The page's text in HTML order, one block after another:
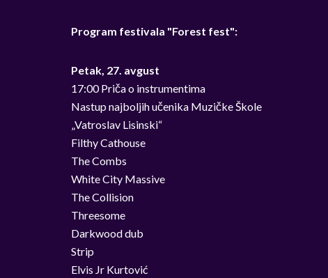
Program festivala "Forest fest":
Petak, 27. avgust
17:00 Priča o instrumentima
Nastup najboljih učenika Muzičke Škole
„Vatroslav Lisinski“
Filthy Cathouse
The Combs
White City Massive
The Collision
Threesome
Darkwood dub
Strip
Elvis Jr Kurtović